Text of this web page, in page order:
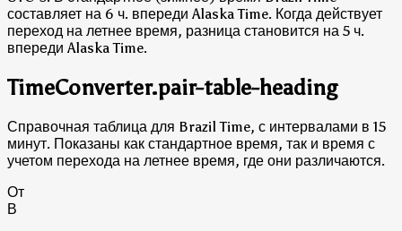
составляет на 6 ч. впереди Alaska Time. Когда действует
переход на летнее время, разница становится на 5 ч.
впереди Alaska Time.
TimeConverter.pair-table-heading
Справочная таблица для Brazil Time, с интервалами в 15
минут. Показаны как стандартное время, так и время с
учетом перехода на летнее время, где они различаются.
От
В